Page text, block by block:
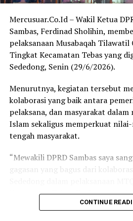
Kabupaten Sambas:
Kabupaten Bengkayang:
Kota Singkawang: 169.951
Sehingga total jumlah pemilih di
sekitar 834.763 pemilih.
Sehan menegaskan bahwa
tersebut menunjukkan kawasan
dan Singkawang memiliki potensi
mendapatkan representasi politik
proporsional apabila dilakukan
pemilihan sesuai ketentuan yang
penduduk maupun jumlah pemilih
layak menjadi pertimbangan
Mercusuar.Co.Id – Wakil Ketua
Sambas, Ferdinad Sholihin,
pelaksanaan Musabaqah
Tingkat Kecamatan Tebas yang
Sededong, Senin (29/6/2026).
Menurutnya, kegiatan tersebut
kolaborasi yang baik antara
pelaksana, dan masyarakat
Islam sekaligus memperkuat
tengah masyarakat.
“Mewakili DPRD Sambas saya
gagasan yang bagus dari
Kecamatan Tebas. Ke depan,
dilaksanakan di desa-desa
CONTINUE